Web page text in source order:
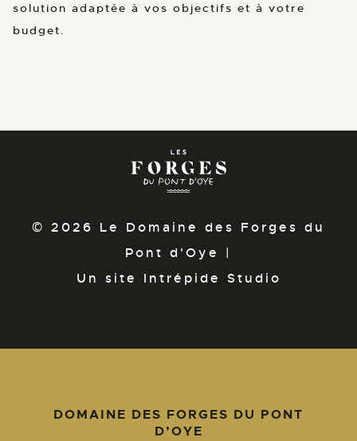
solution adaptée à vos objectifs et à votre
budget.
© 2026 Le Domaine des Forges du
Pont d'Oye |
Un site Intrépide Studio
DOMAINE DES FORGES DU PONT
D’OYE